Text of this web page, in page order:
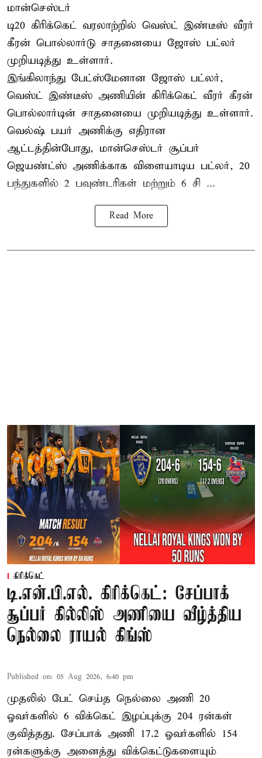
மான்செஸ்டர்
டி20 கிரிக்கெட் வரலாற்றில் வெஸ்ட் இண்டீஸ் வீரர்
கீரன் பொல்லார்டு சாதனையை ஜோஸ் பட்லர்
முறியடித்து உள்ளார்.
இங்கிலாந்து பேட்ஸ்மேனான ஜோஸ் பட்லர்,
வெஸ்ட் இண்டீஸ் அணியின் கிரிக்கெட் வீரர் கீரன்
பொல்லார்டின் சாதனையை முறியடித்து உள்ளார்.
வெல்ஷ் பயர் அணிக்கு எதிரான
ஆட்டத்தின்போது, மான்செஸ்டர் சூப்பர்
ஜெயண்ட்ஸ் அணிக்காக விளையாடிய பட்லர், 20
பந்துகளில் 2 பவுண்டரிகள் மற்றும் 6 சி ...
Read More
கிரிக்கெட்
டி.என்.பி.எல். கிரிக்கெட்: சேப்பாக்
சூப்பர் கில்லிஸ் அணியை வீழ்த்திய
நெல்லை ராயல் கிங்ஸ்
Published on: 05 Aug 2026, 6:40 pm
முதலில் பேட் செய்த நெல்லை அணி 20
ஓவர்களில் 6 விக்கெட் இழப்புக்கு 204 ரன்கள்
குவித்தது. சேப்பாக் அணி 17.2 ஓவர்களில் 154
ரன்களுக்கு அனைத்து விக்கெட்டுகளையும்